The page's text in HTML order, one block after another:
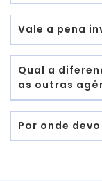
Vale a pena
Qual a
as outras
Por onde